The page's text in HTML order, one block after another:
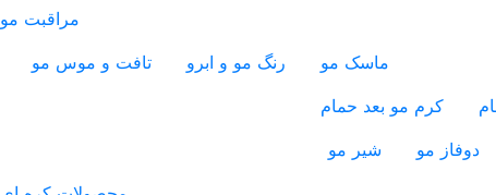
مراقبت مو
ماسک مو
کرم مو بعد حمام
رنگ مو و ابرو تافت و موس مو
دوفاز مو
شیر مو